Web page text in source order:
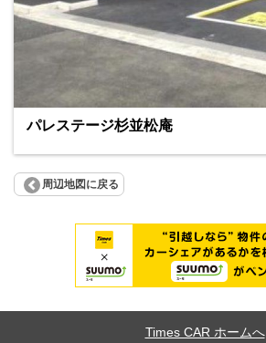
パレステージ杉並松庵
周辺地図に戻る
Times CAR ホームへ